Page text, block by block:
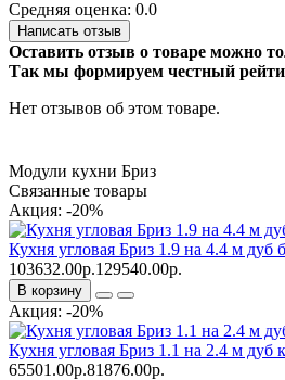
Средняя оценка: 0.0
Написать отзыв
Оставить отзыв о товаре можно
Так мы формируем честный
Нет отзывов об этом товаре.
Модули кухни Бриз
Связанные товары
Акция: -20%
Кухня угловая Бриз 1.9 на 4.4 м дуб
103632.00р.129540.00р.
В корзину
Акция: -20%
Кухня угловая Бриз 1.1 на 2.4 м дуб
65501.00р.81876.00р.